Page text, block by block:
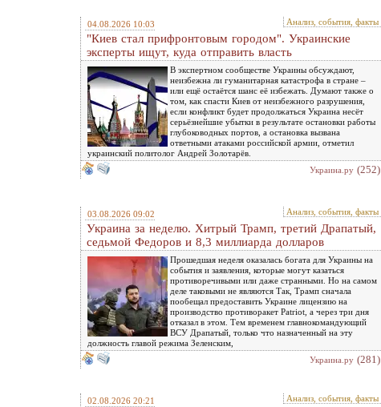
04.08.2026 10:03 Анализ, события, факты
"Киев стал прифронтовым городом". Украинские
эксперты ищут, куда отправить власть
В экспертном сообществе Украины обсуждают,
неизбежна ли гуманитарная катастрофа в стране –
или ещё остаётся шанс её избежать. Думают также о
том, как спасти Киев от неизбежного разрушения,
если конфликт будет продолжаться Украина несёт
серьёзнейшие убытки в результате остановки работы
глубоководных портов, а остановка вызвана
ответными атаками российской армии, отметил
украинский политолог Андрей Золотарёв.
Украина.ру (252)
03.08.2026 09:02 Анализ, события, факты
Украина за неделю. Хитрый Трамп, третий Драпатый,
седьмой Федоров и 8,3 миллиарда долларов
Прошедшая неделя оказалась богата для Украины на
события и заявления, которые могут казаться
противоречивыми или даже странными. Но на самом
деле таковыми не являются Так, Трамп сначала
пообещал предоставить Украине лицензию на
производство противоракет Patriot, а через три дня
отказал в этом. Тем временем главнокомандующий
ВСУ Драпатый, только что назначенный на эту
должность главой режима Зеленским,
Украина.ру (281)
02.08.2026 20:21 Анализ, события, факты